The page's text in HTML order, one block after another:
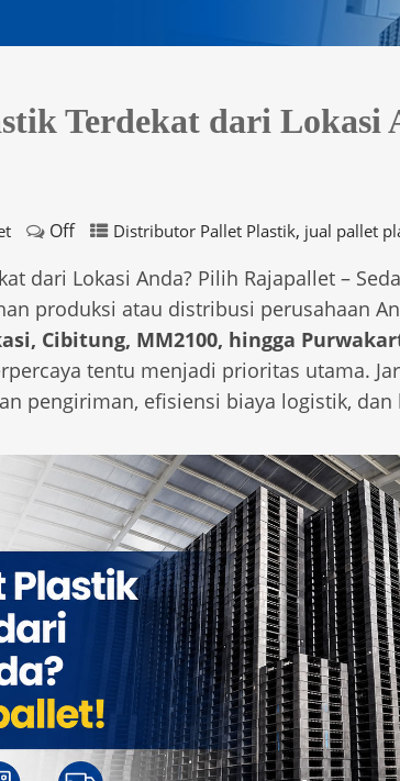
Terdekat dari Lokasi
Off Distributor Pallet Plastik, jual pallet
dari Lokasi Anda? Pilih Rajapallet –
produksi atau distribusi perusahaan
Cibitung, MM2100, hingga
tentu menjadi prioritas utama.
pengiriman, efisiensi biaya logistik,